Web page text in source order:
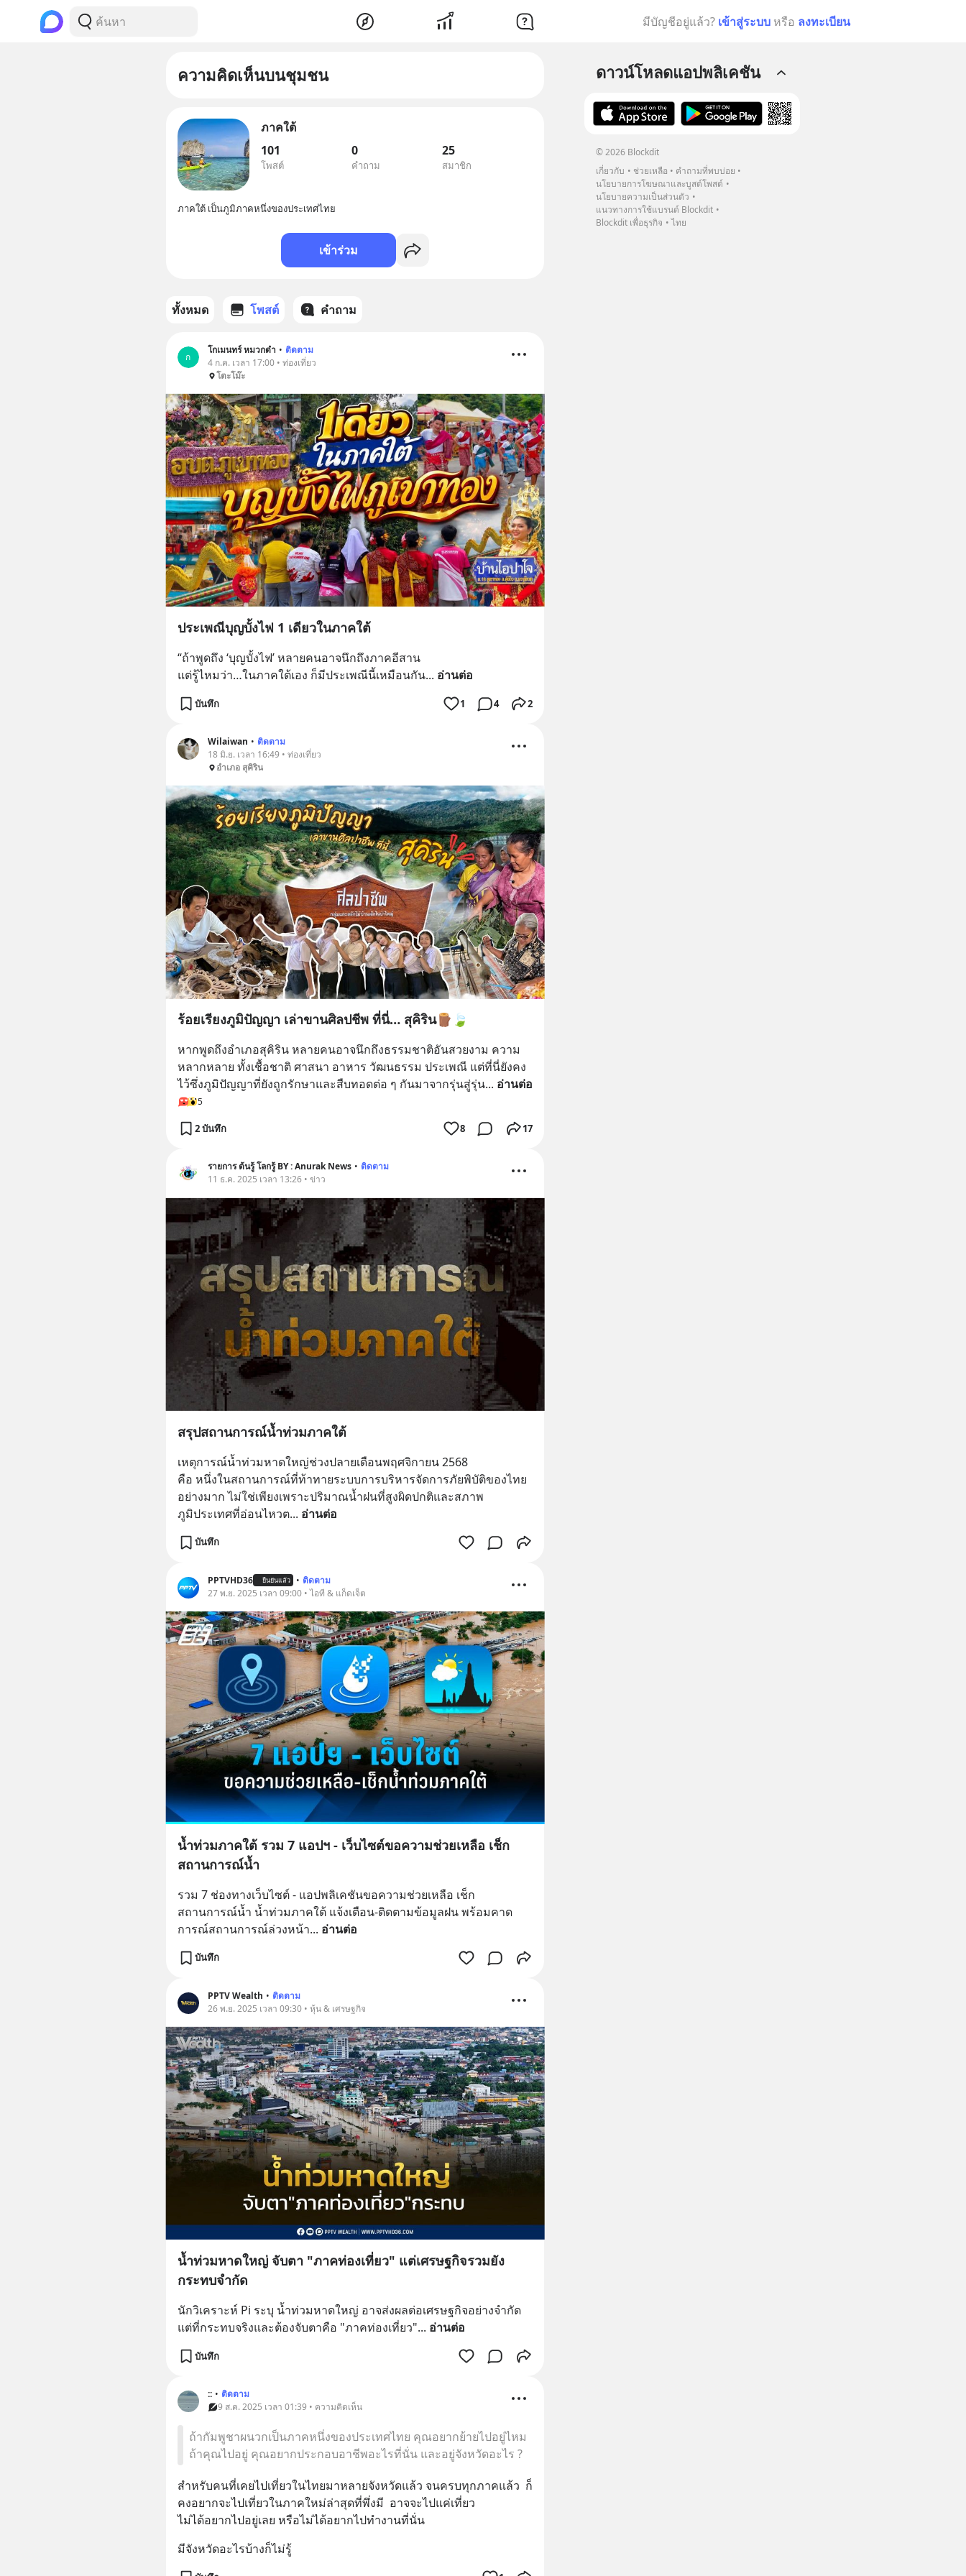
มีบัญชีอยู่แล้ว? เข้าสู่ระบบ หรือ ลงทะเบียน
ความคิดเห็นบนชุมชน
ภาคใต้
101
โพสต์
0
คำถาม
25
สมาชิก
ภาคใต้ เป็นภูมิภาคหนึ่งของประเทศไทย
เข้าร่วม
ทั้งหมด โพสต์ คำถาม
ก
โกเมนทร์ หมวกดํา • ติดตาม
4 ก.ค. เวลา 17:00 • ท่องเที่ยว
โตะโม๊ะ
ประเพณีบุญบั้งไฟ 1 เดียวในภาคใต้
“ถ้าพูดถึง ‘บุญบั้งไฟ’ หลายคนอาจนึกถึงภาคอีสาน
แต่รู้ไหมว่า…ในภาคใต้เอง ก็มีประเพณีนี้เหมือนกัน... อ่านต่อ
บันทึก 1 4 2
Wilaiwan • ติดตาม
18 มิ.ย. เวลา 16:49 • ท่องเที่ยว
อำเภอ สุคิริน
ร้อยเรียงภูมิปัญญา เล่าขานศิลปชีพ ที่นี่… สุคิริน🪵🍃
หากพูดถึงอำเภอสุคิริน หลายคนอาจนึกถึงธรรมชาติอันสวยงาม ความ
หลากหลาย ทั้งเชื้อชาติ ศาสนา อาหาร วัฒนธรรม ประเพณี แต่ที่นี่ยังคง
ไว้ซึ่งภูมิปัญญาที่ยังถูกรักษาและสืบทอดต่อ ๆ กันมาจากรุ่นสู่รุ่น... อ่านต่อ
5
2 บันทึก 8 17
รายการ ต้นรู้ โลกรู้ BY : Anurak News • ติดตาม
11 ธ.ค. 2025 เวลา 13:26 • ข่าว
สรุปสถานการณ์น้ำท่วมภาคใต้
เหตุการณ์น้ำท่วมหาดใหญ่ช่วงปลายเดือนพฤศจิกายน 2568
คือ หนึ่งในสถานการณ์ที่ท้าทายระบบการบริหารจัดการภัยพิบัติของไทย
อย่างมาก ไม่ใช่เพียงเพราะปริมาณน้ำฝนที่สูงผิดปกติและสภาพ
ภูมิประเทศที่อ่อนไหวต... อ่านต่อ
บันทึก
PPTVHD36 ยืนยันแล้ว • ติดตาม
27 พ.ย. 2025 เวลา 09:00 • ไอที & แก็ดเจ็ต
น้ำท่วมภาคใต้ รวม 7 แอปฯ - เว็บไซต์ขอความช่วยเหลือ เช็ก
สถานการณ์น้ำ
รวม 7 ช่องทางเว็บไซต์ - แอปพลิเคชันขอความช่วยเหลือ เช็ก
สถานการณ์น้ำ น้ำท่วมภาคใต้ แจ้งเตือน-ติดตามข้อมูลฝน พร้อมคาด
การณ์สถานการณ์ล่วงหน้า... อ่านต่อ
บันทึก
PPTV Wealth • ติดตาม
26 พ.ย. 2025 เวลา 09:30 • หุ้น & เศรษฐกิจ
น้ำท่วมหาดใหญ่ จับตา "ภาคท่องเที่ยว" แต่เศรษฐกิจรวมยัง
กระทบจำกัด
นักวิเคราะห์ Pi ระบุ น้ำท่วมหาดใหญ่ อาจส่งผลต่อเศรษฐกิจอย่างจำกัด
แต่ที่กระทบจริงและต้องจับตาคือ "ภาคท่องเที่ยว"... อ่านต่อ
บันทึก
:: • ติดตาม
9 ส.ค. 2025 เวลา 01:39 • ความคิดเห็น
ถ้ากัมพูชาผนวกเป็นภาคหนึ่งของประเทศไทย คุณอยากย้ายไปอยู่ไหม
ถ้าคุณไปอยู่ คุณอยากประกอบอาชีพอะไรที่นั่น และอยู่จังหวัดอะไร ?
สำหรับคนที่เคยไปเที่ยวในไทยมาหลายจังหวัดแล้ว จนครบทุกภาคแล้ว  ก็
คงอยากจะไปเที่ยวในภาคใหม่ล่าสุดที่พึ่งมี  อาจจะไปแค่เที่ยว
ไม่ได้อยากไปอยู่เลย หรือไม่ได้อยากไปทำงานที่นั่น
มีจังหวัดอะไรบ้างก็ไม่รู้
ดาวน์โหลดแอปพลิเคชัน
© 2026 Blockdit
เกี่ยวกับ
ช่วยเหลือ
คำถามที่พบบ่อย
นโยบายการโฆษณาและบูสต์โพสต์
นโยบายความเป็นส่วนตัว
แนวทางการใช้แบรนด์ Blockdit
Blockdit เพื่อธุรกิจ
ไทย